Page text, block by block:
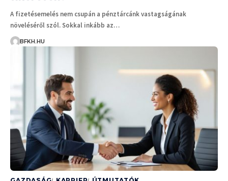
A fizetésemelés nem csupán a pénztárcánk vastagságának
növeléséről szól. Sokkal inkább az…
BFKH.HU